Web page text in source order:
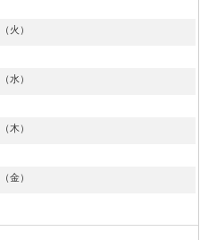
火）
水）
木）
金）